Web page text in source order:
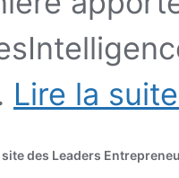
Lire la
des Leaders